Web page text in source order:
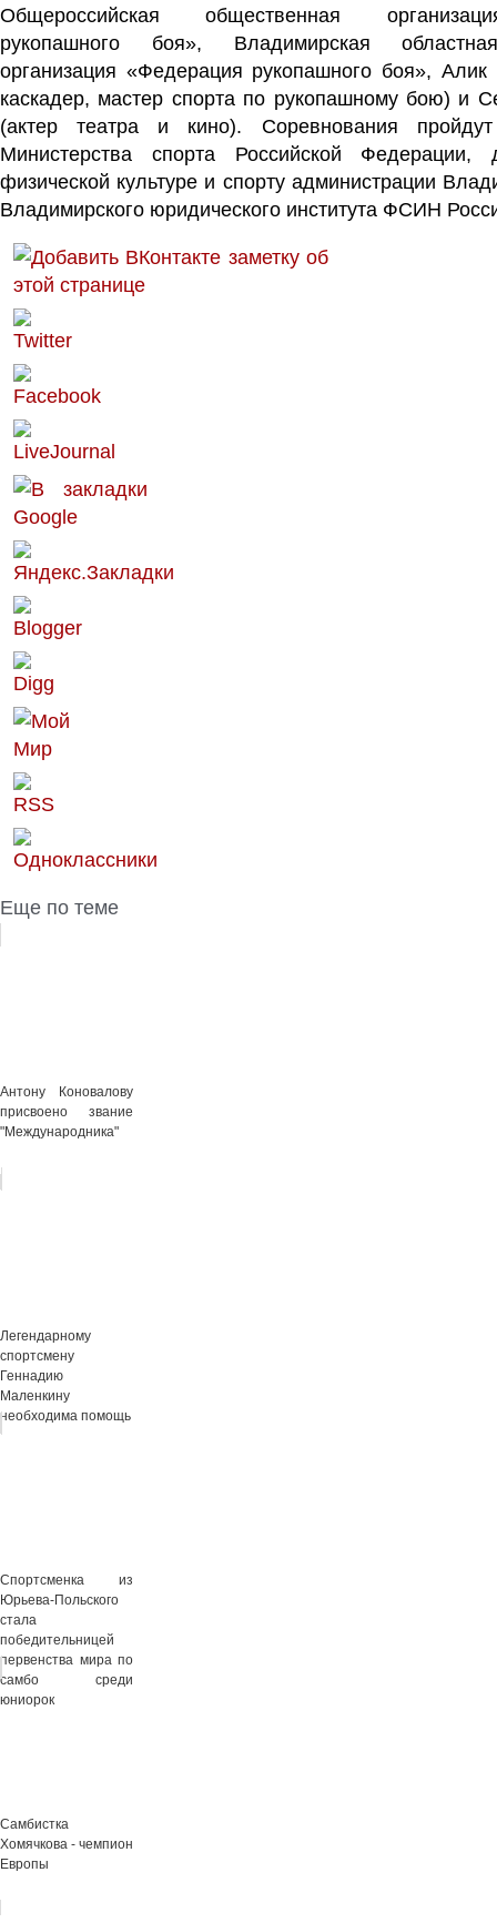
Общероссийская общественная
рукопашного боя», Владимирская
организация «Федерация рукопашного боя», Алик
каскадер, мастер спорта по рукопашному бою) и
(актер театра и кино). Соревнования
Министерства спорта Российской Федерации,
физической культуре и спорту администрации
Владимирского юридического института ФСИН
Еще по теме
Антону Коновалову
присвоено звание
"Международника"
Легендарному
спортсмену
Геннадию
Маленкину
необходима помощь
Спортсменка из
Юрьева-Польского
стала
победительницей
первенства мира по
самбо среди
юниорок
Самбистка
Хомячкова - чемпион
Европы